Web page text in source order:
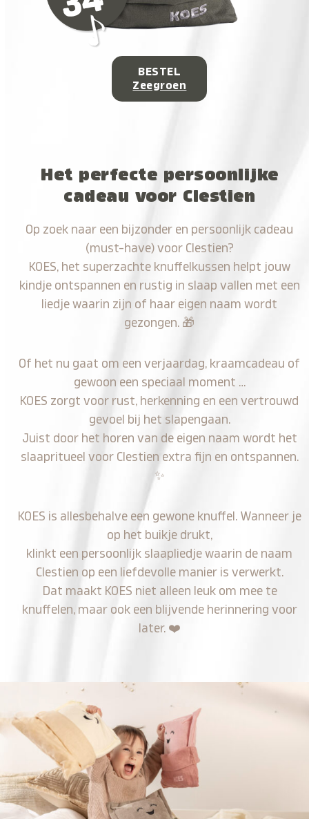
BESTEL
Zeegroen
Het perfecte persoonlijke
cadeau voor Clestien
Op zoek naar een bijzonder en persoonlijk cadeau
(must-have) voor Clestien?
KOES, het superzachte knuffelkussen helpt jouw
kindje ontspannen en rustig in slaap vallen met een
liedje waarin zijn of haar eigen naam wordt
gezongen. 🎁
Of het nu gaat om een verjaardag, kraamcadeau of
gewoon een speciaal moment …
KOES zorgt voor rust, herkenning en een vertrouwd
gevoel bij het slapengaan.
Juist door het horen van de eigen naam wordt het
slaapritueel voor Clestien extra fijn en ontspannen.
✨
KOES is allesbehalve een gewone knuffel. Wanneer je
op het buikje drukt,
klinkt een persoonlijk slaapliedje waarin de naam
Clestien op een liefdevolle manier is verwerkt.
Dat maakt KOES niet alleen leuk om mee te
knuffelen, maar ook een blijvende herinnering voor
later. ❤️